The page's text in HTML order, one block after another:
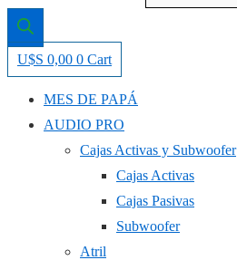
U$S 0,00 0 Cart
MES DE PAPÁ
AUDIO PRO
Cajas Activas y Subwoofer
Cajas Activas
Cajas Pasivas
Subwoofer
Atril